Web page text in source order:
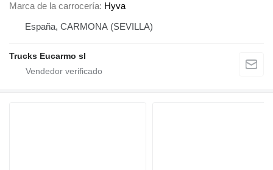
Marca de la carrocería Hyva
España, CARMONA (SEVILLA)
Trucks Eucarmo sl